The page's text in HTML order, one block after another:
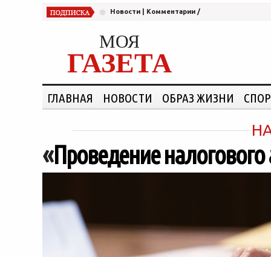
Новости Комментарии /
МОЯ
ГАЗЕТА
ГЛАВНАЯ НОВОСТИ ОБРАЗ ЖИЗНИ
«Проведение налогового